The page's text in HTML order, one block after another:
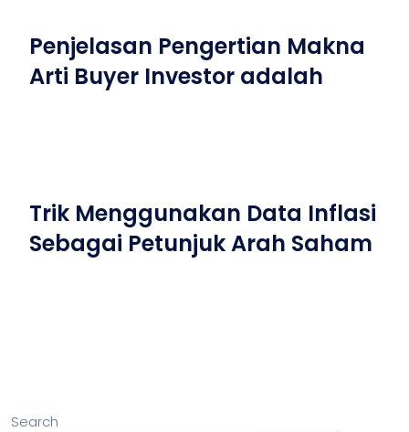
Penjelasan Pengertian Makna
Arti Buyer Investor adalah
Trik Menggunakan Data Inflasi
Sebagai Petunjuk Arah Saham
Search